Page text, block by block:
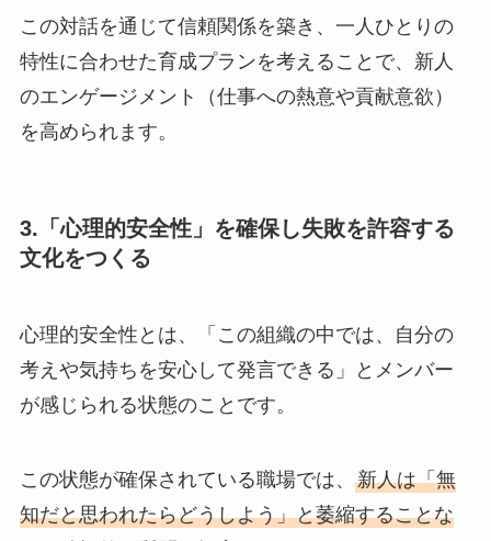
この対話を通じて信頼関係を築き、一人ひとりの
特性に合わせた育成プランを考えることで、新人
のエンゲージメント（仕事への熱意や貢献意欲）
を高められます。
3.「心理的安全性」を確保し失敗を許容する
文化をつくる
心理的安全性とは、「この組織の中では、自分の
考えや気持ちを安心して発言できる」とメンバー
が感じられる状態のことです。
この状態が確保されている職場では、 新人は「無
知だと思われたらどうしよう」と萎縮することな